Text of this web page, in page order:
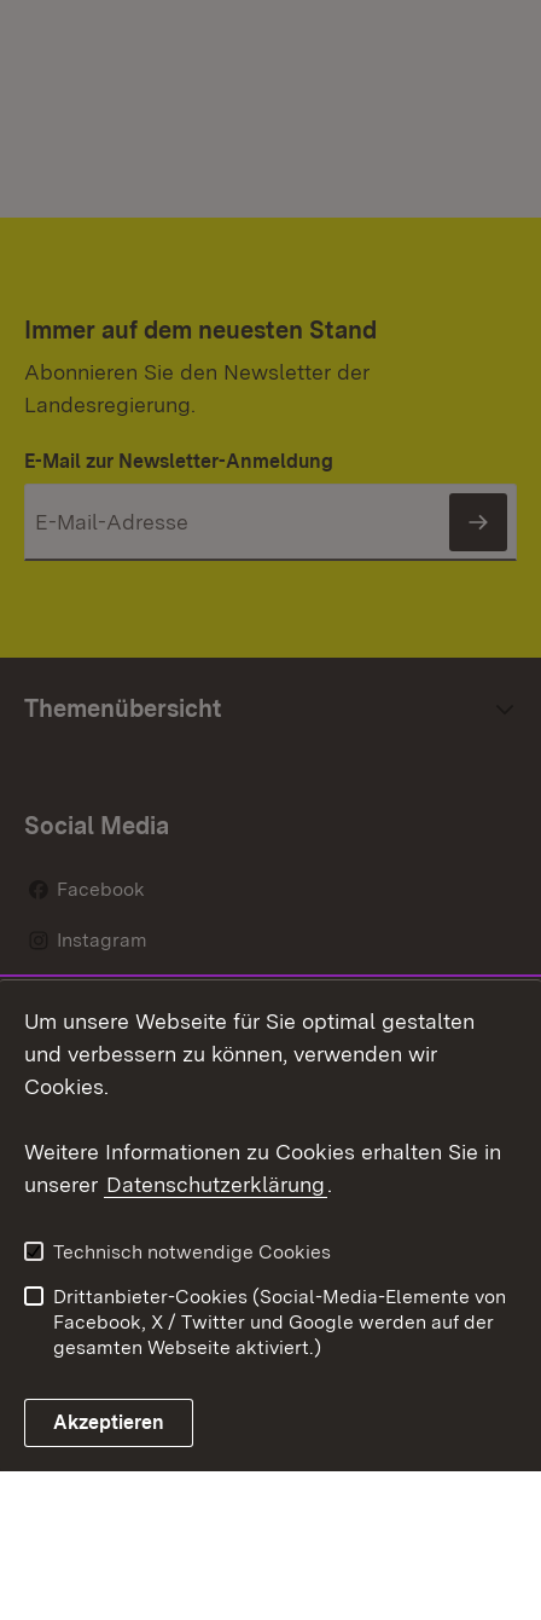
Immer auf dem neuesten Stand
Abonnieren Sie den Newsletter der
Landesregierung.
E-Mail zur Newsletter-Anmeldung
Themenübersicht
Social Media
Facebook
Instagram
Mastodon
Youtube
Link zum Landesportal
Kontakt
Datenschutz
Barrierefreiheit
Impressum Cookies
Um unsere Webseite für Sie optimal gestalten
und verbessern zu können, verwenden wir
Cookies.
Weitere Informationen zu Cookies erhalten Sie in
unserer Datenschutzerklärung.
Technisch notwendige Cookies
Drittanbieter-Cookies (Social-Media-Elemente von
Facebook, X / Twitter und Google werden auf der
gesamten Webseite aktiviert.)
Akzeptieren